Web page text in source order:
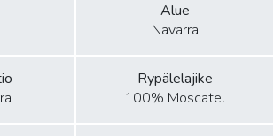
Alue
Navarra
Rypälelajike
100% Moscatel